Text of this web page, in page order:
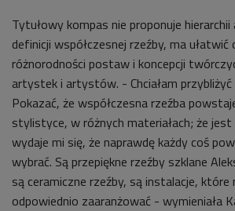
Tytułowy kompas nie proponuje
definicji współczesnej rzeźby, ma
różnorodności postaw i koncepcji
artystek i artystów. - Chciałam
Pokazać, że współczesna rzeźba
stylistyce, w różnych materiałach; że
wydaje mi się, że naprawdę każdy coś
wybrać. Są przepiękne rzeźby szklane
są ceramiczne rzeźby, są instalacje,
odpowiednio zaaranżować - wymieniała